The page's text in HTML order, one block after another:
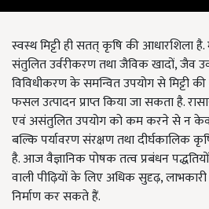
स्वस्थ मिट्टी ही सतत् कृषि की आधारशिला
संतुलित उर्वरीकरण तथा जैविक खादों, जैव
विविधीकरण के समन्वित उपयोग से मिट्टी
फसल उत्पादन प्राप्त किया जा सकता है.
एवं असंतुलित उपयोग को कम करने से न
बल्कि पर्यावरण संरक्षण तथा दीर्घकालिक
है. आज वैज्ञानिक पोषक तत्व प्रबंधन
वाली पीढ़ियों के लिए अधिक सुदृढ़,
निर्माण कर सकते हैं.